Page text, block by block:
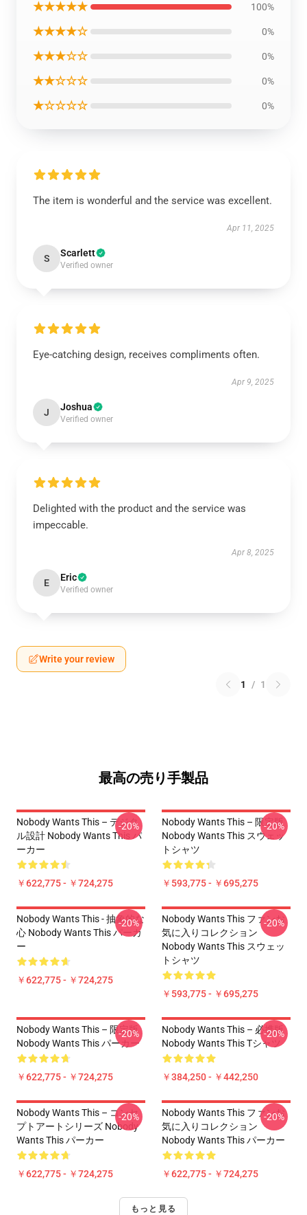
★★★★★ 100%
★★★★☆ 0%
★★★☆☆ 0%
★★☆☆☆ 0%
★☆☆☆☆ 0%
The item is wonderful and the service was excellent.
Apr 11, 2025
S Scarlett
Verified owner
Eye-catching design, receives compliments often.
Apr 9, 2025
J Joshua
Verified owner
Delighted with the product and the service was
impeccable.
Apr 8, 2025
E Eric
Verified owner
Write your review
1 / 1
最高の売り手製品
Nobody Wants This – デジタ
ル設計 Nobody Wants This パ
ーカー
￥622,775 - ￥724,275
-20%
Nobody Wants This – 限定版
Nobody Wants This スウェッ
トシャツ
￥593,775 - ￥695,275
-20%
Nobody Wants This - 抽象的な
心 Nobody Wants This パーカ
ー
￥622,775 - ￥724,275
-20%
Nobody Wants This ファンお
気に入りコレクション
Nobody Wants This スウェッ
トシャツ
￥593,775 - ￥695,275
-20%
Nobody Wants This – 限定版
Nobody Wants This パーカー
￥622,775 - ￥724,275
-20%
Nobody Wants This – 必携版
Nobody Wants This Tシャツ
￥384,250 - ￥442,250
-20%
Nobody Wants This – コンセ
プトアートシリーズ Nobody
Wants This パーカー
￥622,775 - ￥724,275
-20%
Nobody Wants This ファンお
気に入りコレクション
Nobody Wants This パーカー
￥622,775 - ￥724,275
-20%
もっと見る